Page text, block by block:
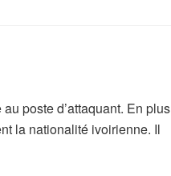
au poste d’attaquant. En plus
la nationalité ivoirienne. Il